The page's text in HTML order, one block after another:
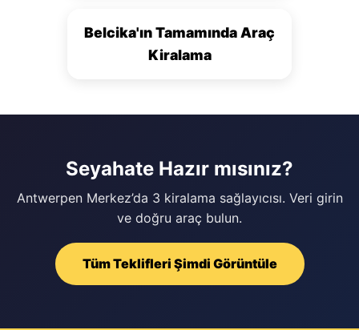
Belcika'ın Tamamında Araç
Kiralama
Seyahate Hazır mısınız?
Antwerpen Merkez’da 3 kiralama sağlayıcısı. Veri girin
ve doğru araç bulun.
Tüm Teklifleri Şimdi Görüntüle